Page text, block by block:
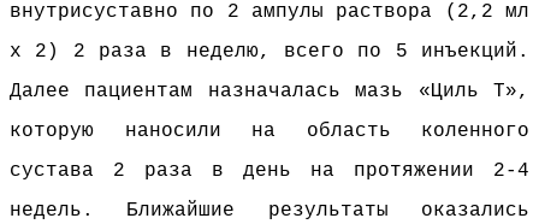
внутрисуставно по 2 ампулы раствора (2,2 мл
х 2) 2 раза в неделю, всего по 5 инъекций.
Далее пациентам назначалась мазь «Циль Т»,
которую наносили на область коленного
сустава 2 раза в день на протяжении 2-4
недель. Ближайшие результаты оказались